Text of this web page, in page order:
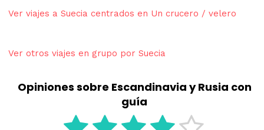
Ver viajes a Suecia centrados en Un crucero / velero
Ver otros viajes en grupo por Suecia
Opiniones sobre Escandinavia y Rusia con
guía